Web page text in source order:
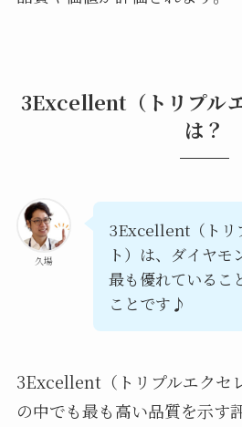
3Excellent（トリプル
は？
久場
3Excellent（トリ
ト）は、ダイヤモ
最も優れているこ
ことです♪
3Excellent（トリプルエクセ
の中でも最も高い品質を示す